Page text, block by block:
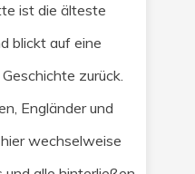
ist die älteste
blickt auf eine
zurück.
Engländer und
wechselweise